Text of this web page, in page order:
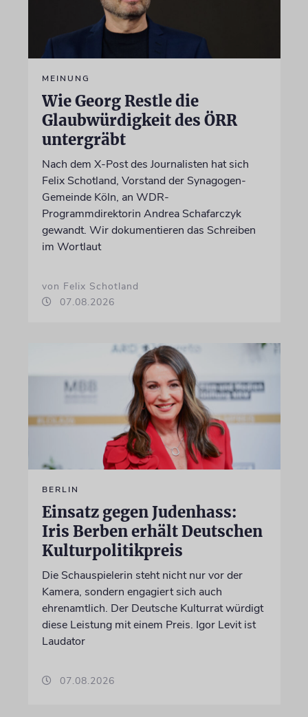
MEINUNG
Wie Georg Restle die
Glaubwürdigkeit des ÖRR
untergräbt
Nach dem X-Post des Journalisten hat sich
Felix Schotland, Vorstand der Synagogen-
Gemeinde Köln, an WDR-
Programmdirektorin Andrea Schafarczyk
gewandt. Wir dokumentieren das Schreiben
im Wortlaut
von Felix Schotland
07.08.2026
BERLIN
Einsatz gegen Judenhass:
Iris Berben erhält Deutschen
Kulturpolitikpreis
Die Schauspielerin steht nicht nur vor der
Kamera, sondern engagiert sich auch
ehrenamtlich. Der Deutsche Kulturrat würdigt
diese Leistung mit einem Preis. Igor Levit ist
Laudator
07.08.2026